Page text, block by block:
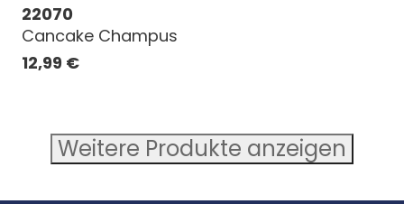
22070
Cancake Champus
12,99 €
Weitere Produkte anzeigen